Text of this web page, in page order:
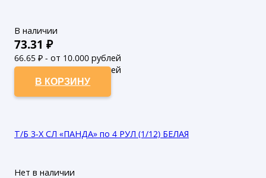
В наличии
73.31 ₽
66.65 ₽ - от 10.000 рублей
60.59₽ - от 50.000 рублей
В КОРЗИНУ
Т/Б 3-Х СЛ «ПАНДА» по 4 РУЛ (1/12) БЕЛАЯ
Нет в наличии